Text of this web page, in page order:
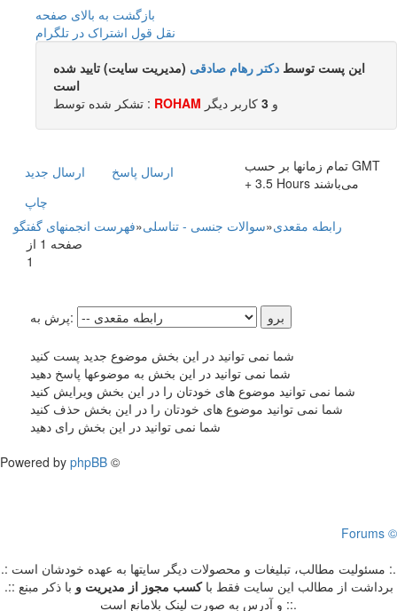
بازگشت به بالای صفحه
نقل قول اشتراک در تلگرام
این پست توسط دکتر رهام صادقی (مدیریت سایت) تایید شده
است
تشکر شده توسط : ROHAM و 3 کاربر ديگر
ارسال جديد
ارسال پاسخ
چاپ
تمام زمانها بر حسب GMT
+ 3.5 Hours می‌باشند
فهرست انجمنهای گفتگو»سوالات جنسی - تناسلی»رابطه مقعدی
صفحه 1 از
1
پرش به:
شما نمی توانید در این بخش موضوع جدید پست کنید
شما نمی توانید در این بخش به موضوعها پاسخ دهید
شما نمی توانید موضوع های خودتان را در این بخش ویرایش کنید
شما نمی توانید موضوع های خودتان را در این بخش حذف کنید
شما نمی توانید در این بخش رای دهید
Powered by phpBB ©
Forums ©
.: مسئوليت مطالب، تبليغات و محصولات ديگر سايتها به عهده خودشان است :.
.:: برداشت از مطالب اين سايت فقط باکسب مجوز از مدیریت و با ذکر مبنع
و آدرس به صورت لینک بلامانع است ::.